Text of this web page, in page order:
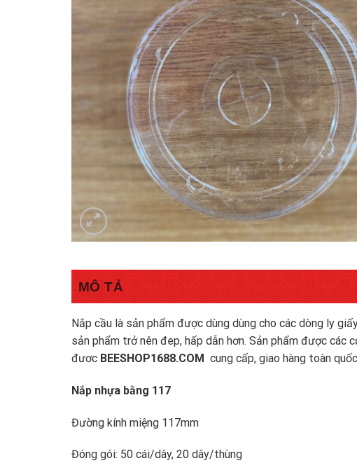
MÔ TẢ
Nắp cầu là sản phẩm được dùng dùng cho các dòng ly
sản phẩm trở nên đep, hấp dẫn hơn. Sản phẩm được các
đươc BEESHOP1688.COM cung cấp, giao hàng toàn
Nắp nhựa bằng 117
Đường kính miệng 117mm
Đóng gói: 50 cái/dây, 20 dây/thùng